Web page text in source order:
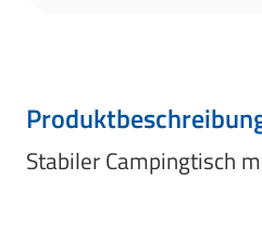
Stabiler Campingtisch